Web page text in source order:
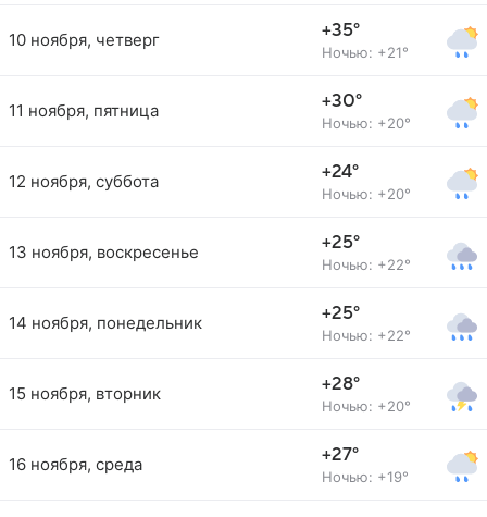
10 ноября, четверг +35°
Ночью: +21°
11 ноября, пятница +30°
Ночью: +20°
12 ноября, суббота +24°
Ночью: +20°
13 ноября, воскресенье +25°
Ночью: +22°
14 ноября, понедельник +25°
Ночью: +22°
15 ноября, вторник +28°
Ночью: +20°
16 ноября, среда +27°
Ночью: +19°